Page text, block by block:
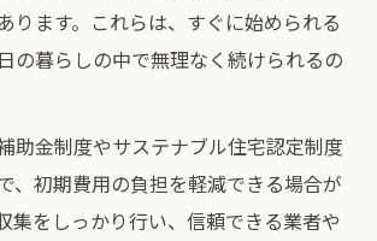
ります。これらは、すぐに始められる
の暮らしの中で無理なく続けられるの
助金制度やサステナブル住宅認定制度
、初期費用の負担を軽減できる場合が
集をしっかり行い、信頼できる業者や